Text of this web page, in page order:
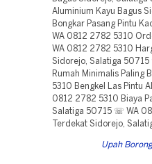
Aluminium Kayu Bagus
Bongkar Pasang Pintu
WA 0812 2782 5310
WA 0812 2782 5310
Sidorejo, Salatiga
Rumah Minimalis Paling
5310 Bengkel Las Pintu
0812 2782 5310 Biaya
Salatiga 50715 ☏ WA
Terdekat Sidorejo,
Upah